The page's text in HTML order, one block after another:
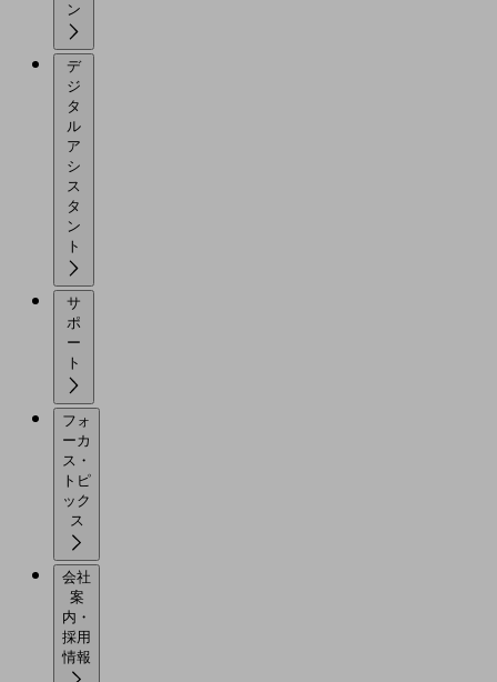
デ
ジ
タ
ル
ア
シ
ス
タ
ン
サ
ポ
ー
フォ
ーカ
ス・
トピ
ック
会社
案
内・
採用
情報